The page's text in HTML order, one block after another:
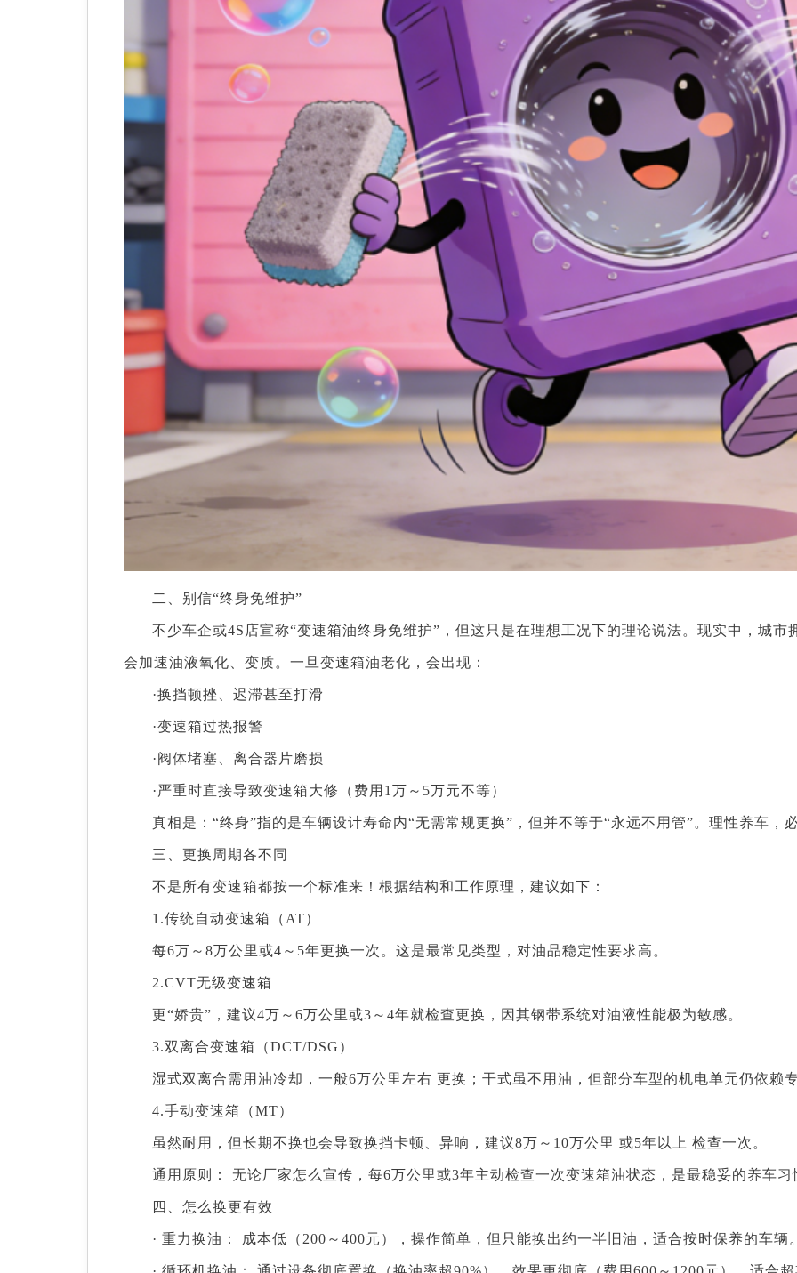
二、别信“终身免维护”
不少车企或4S店宣称“变速箱油终身免维护”，但这只是在理想工况下的理论说法。现实中，城
会加速油液氧化、变质。一旦变速箱油老化，会出现：
·换挡顿挫、迟滞甚至打滑
·变速箱过热报警
·阀体堵塞、离合器片磨损
·严重时直接导致变速箱大修（费用1万～5万元不等）
真相是：“终身”指的是车辆设计寿命内“无需常规更换”，但并不等于“永远不用管”。理性养车，
三、更换周期各不同
不是所有变速箱都按一个标准来！根据结构和工作原理，建议如下：
1.传统自动变速箱（AT）
每6万～8万公里或4～5年更换一次。这是最常见类型，对油品稳定性要求高。
2.CVT无级变速箱
更“娇贵”，建议4万～6万公里或3～4年就检查更换，因其钢带系统对油液性能极为敏感。
3.双离合变速箱（DCT/DSG）
湿式双离合需用油冷却，一般6万公里左右 更换；干式虽不用油，但部分车型的机电单元仍依赖
4.手动变速箱（MT）
虽然耐用，但长期不换也会导致换挡卡顿、异响，建议8万～10万公里 或5年以上 检查一次。
通用原则： 无论厂家怎么宣传，每6万公里或3年主动检查一次变速箱油状态，是最稳妥的养车习
四、怎么换更有效
· 重力换油： 成本低（200～400元），操作简单，但只能换出约一半旧油，适合按时保养的车辆